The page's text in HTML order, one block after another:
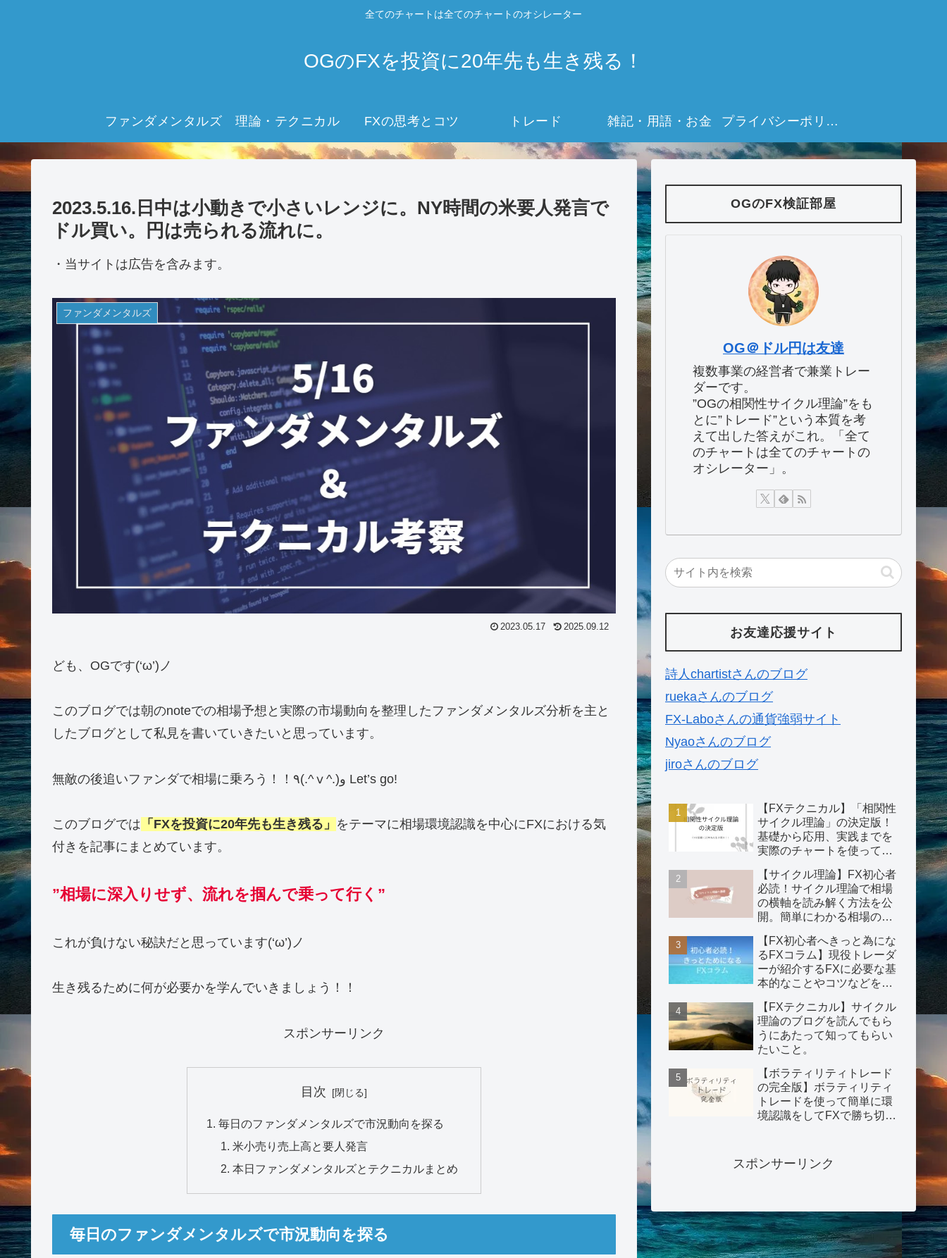
全てのチャートは全てのチャートのオシレーター
OGのFXを投資に20年先も生き残る！
ファンダメンタルズ 理論・テクニカル FXの思考とコツ トレード 雑記・用語・お金 プライバシーポリシー
2023.5.16.日中は小動きで小さいレンジに。NY時間の米要人発言で
ドル買い。円は売られる流れに。
・当サイトは広告を含みます。
ファンダメンタルズ
2023.05.17 2025.09.12
ども、OGです(‘ω’)ノ
このブログでは朝のnoteでの相場予想と実際の市場動向を整理したファンダメンタルズ分析を主と
したブログとして私見を書いていきたいと思っています。
無敵の後追いファンダで相場に乗ろう！！٩(.^ⅴ^.)و Let’s go!
このブログでは 「FXを投資に20年先も生き残る」 をテーマに相場環境認識を中心にFXにおける気
付きを記事にまとめています。
”相場に深入りせず、流れを掴んで乗って行く”
これが負けない秘訣だと思っています(‘ω’)ノ
生き残るために何が必要かを学んでいきましょう！！
スポンサーリンク
目次
毎日のファンダメンタルズで市況動向を探る
米小売り売上高と要人発言
本日ファンダメンタルズとテクニカルまとめ
毎日のファンダメンタルズで市況動向を探る
OGのFX検証部屋
OG＠ドル円は友達
複数事業の経営者で兼業トレー
ダーです。
”OGの相関性サイクル理論”をも
とに”トレード”という本質を考
えて出した答えがこれ。「全て
のチャートは全てのチャートの
オシレーター」。
お友達応援サイト
詩人chartistさんのブログ
ruekaさんのブログ
FX-Laboさんの通貨強弱サイト
Nyaoさんのブログ
jiroさんのブログ
【FXテクニカル】「相関性
サイクル理論」の決定版！
基礎から応用、実践までを
実際のチャートを使ってわ
【サイクル理論】FX初心者
必読！サイクル理論で相場
の横軸を読み解く方法を公
開。簡単にわかる相場の攻
【FX初心者へきっと為にな
るFXコラム】現役トレーダ
ーが紹介するFXに必要な基
本的なことやコツなどを紹
【FXテクニカル】サイクル
理論のブログを読んでもら
うにあたって知ってもらい
たいこと。
【ボラティリティトレード
の完全版】ボラティリティ
トレードを使って簡単に環
境認識をしてFXで勝ち切る
スポンサーリンク